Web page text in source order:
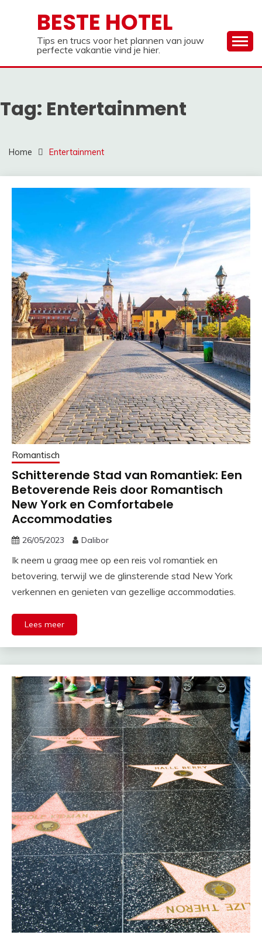
BESTE HOTEL
Tips en trucs voor het plannen van jouw
perfecte vakantie vind je hier.
Tag: Entertainment
Home Entertainment
Romantisch
Schitterende Stad van Romantiek: Een
Betoverende Reis door Romantisch
New York en Comfortabele
Accommodaties
26/05/2023 Dalibor
Ik neem u graag mee op een reis vol romantiek en
betovering, terwijl we de glinsterende stad New York
verkennen en genieten van gezellige accommodaties.
Lees meer